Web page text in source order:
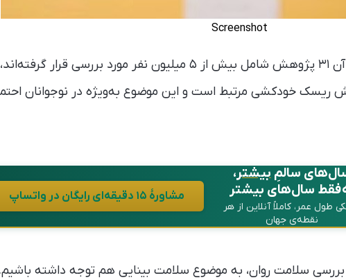
Screenshot
یک پژوهش از نوع متاآنالیز که در آن ۳۱ پژوهش شامل بیش از ۵ میلیون نفر مورد بررسی
ریسک خودکشی مرتبط است و این موضوع به‌ویژه در نوجوانان
سالمِبیشتر،
فقط سال‌های بیشتر
طول عمر، کاملاً آنلاین از هر
نقطه‌ی جهان
مشاورهٔ ۱۵ دقیقه‌ای رایگان در واتساپ
سلامت روان، به موضوع سلامت بینایی هم توجه داشته باشیم.